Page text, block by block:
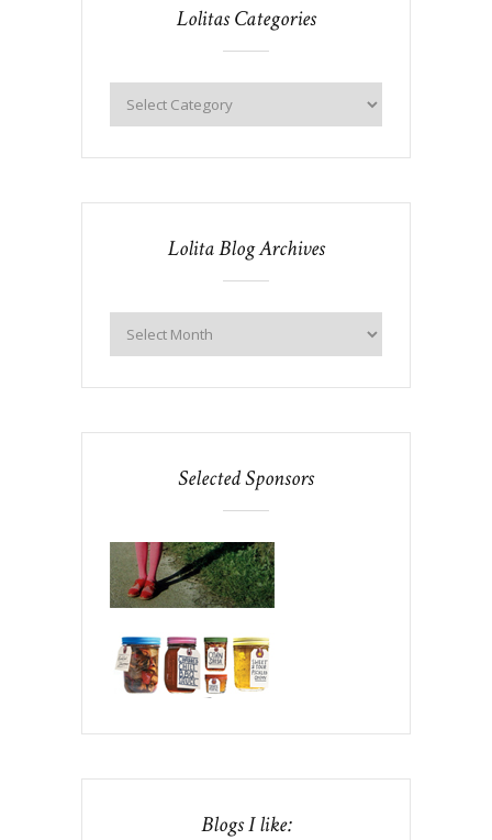
Lolitas Categories
Lolita Blog Archives
Selected Sponsors
Blogs I like: